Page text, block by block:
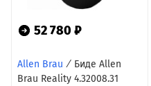
52 780 ₽
Allen Brau / Биде Allen
Brau Reality 4.32008.31